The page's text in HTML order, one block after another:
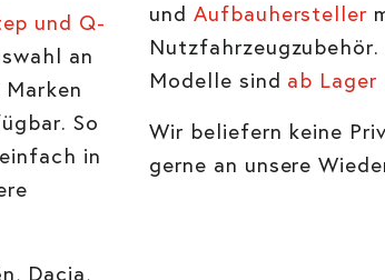
und Q-
an
So
in
Dacia,
und Aufbauhersteller
Modelle sind ab Lager
Wir beliefern keine
gerne an unsere